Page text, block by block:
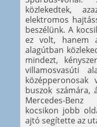
közlekedtek,
elektromos
beszélünk. A
ez volt, hanem
alagútban
mindezt,
villamosvasúti
buszok számára,
Mercedes-
kocsikon jobb
ajtó segítette az